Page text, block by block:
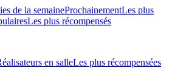
de la semaineProchainementLes plus
Les plus récompensés
en salleLes plus récompensées